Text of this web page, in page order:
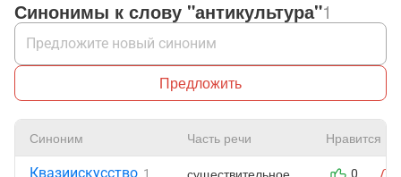
Синонимы к слову "антикультура"1
Предложить
Синоним Часть речи Нравится
Квазиискусство 1 существительное 0